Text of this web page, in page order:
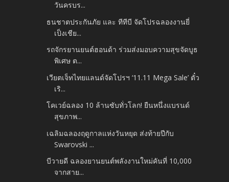
วันครบร...
ธนชาตประกันภัย และ ทีทีบี จัดโปรฉลองงานยี่
เป็งเชีย...
รถจักรยานยนต์ฮอนด้า ร่วมส่งมอบความสุขจัดบูธ
พิเศษ ต...
เวียตเจ็ทไทยแลนด์จัดโปรฯ ‘11.11 Mega Sale’ ตั๋ว
เริ...
โคเวย์ฉลอง 10 ล้านซับทั่วโลก! ยืนหนึ่งแบรนด์
สุขภาพ...
เฉลิมฉลองฤดูกาลแห่งวันหยุด ส่งท้ายปีกับ
Swarovski ...
บีวายดี ฉลองยานยนต์พลังงานใหม่คันที่ 10,000
จากสาย...